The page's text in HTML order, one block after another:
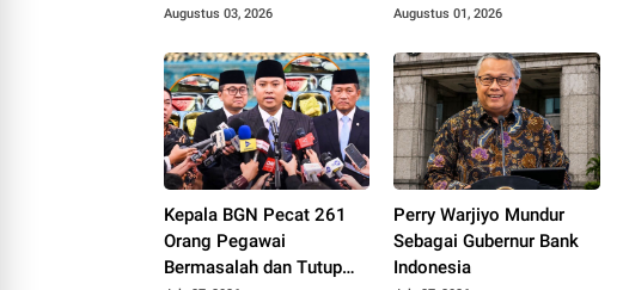
Augustus 03, 2026 Augustus 01, 2026
Kepala BGN Pecat 261
Orang Pegawai
Bermasalah dan Tutup
Perry Warjiyo Mundur
Sebagai Gubernur Bank
Indonesia